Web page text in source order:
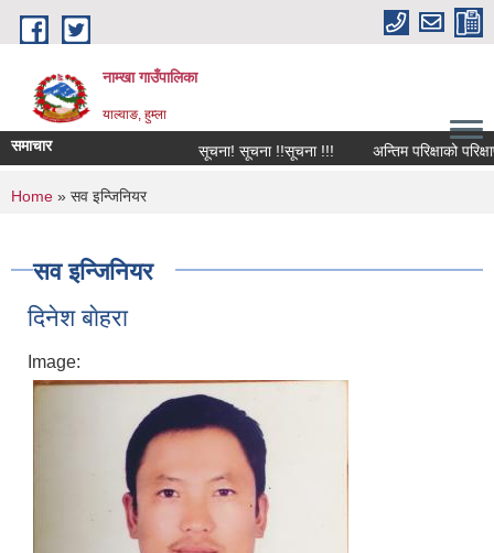
Skip to main content
नाम्खा गाउँपालिका
याल्वाङ, हुम्ला
समाचार सूचना! सूचना !!सूचना !!! अन्तिम परिक्षाको
You are here
Home » सव इन्जिनियर
सव इन्जिनियर
दिनेश बाेहरा
Image: